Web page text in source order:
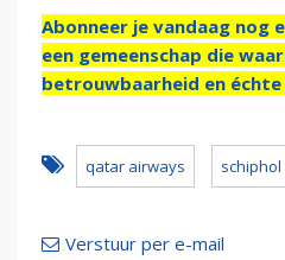
Abonneer je vandaag nog
een gemeenschap die
betrouwbaarheid en
qatar airways schiphol
Verstuur per e-mail